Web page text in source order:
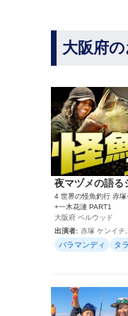
大阪府
夜マヅメの語る
4 世界の怪魚釣行 赤
+一木花漣 PART1
大阪府 ベルウッド
出演者: 赤塚 ケンイチ
バラマンディ タ